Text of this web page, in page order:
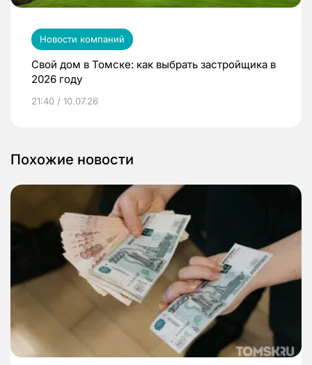
Новости компаний
Свой дом в Томске: как выбрать застройщика в
2026 году
21:40 / 10.07.26
Похожие новости